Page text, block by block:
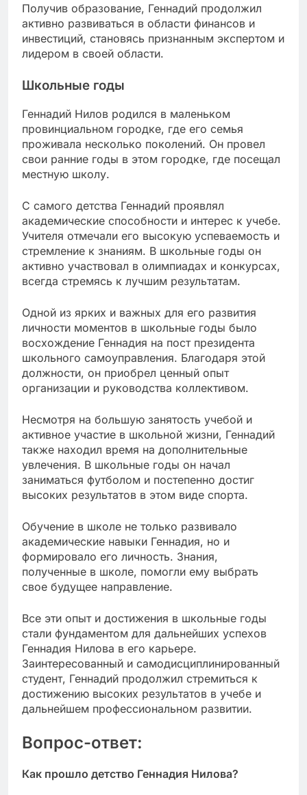
Получив образование, Геннадий продолжил
активно развиваться в области финансов и
инвестиций, становясь признанным экспертом и
лидером в своей области.
Школьные годы
Геннадий Нилов родился в маленьком
провинциальном городке, где его семья
проживала несколько поколений. Он провел
свои ранние годы в этом городке, где посещал
местную школу.
С самого детства Геннадий проявлял
академические способности и интерес к учебе.
Учителя отмечали его высокую успеваемость и
стремление к знаниям. В школьные годы он
активно участвовал в олимпиадах и конкурсах,
всегда стремясь к лучшим результатам.
Одной из ярких и важных для его развития
личности моментов в школьные годы было
восхождение Геннадия на пост президента
школьного самоуправления. Благодаря этой
должности, он приобрел ценный опыт
организации и руководства коллективом.
Несмотря на большую занятость учебой и
активное участие в школьной жизни, Геннадий
также находил время на дополнительные
увлечения. В школьные годы он начал
заниматься футболом и постепенно достиг
высоких результатов в этом виде спорта.
Обучение в школе не только развивало
академические навыки Геннадия, но и
формировало его личность. Знания,
полученные в школе, помогли ему выбрать
свое будущее направление.
Все эти опыт и достижения в школьные годы
стали фундаментом для дальнейших успехов
Геннадия Нилова в его карьере.
Заинтересованный и самодисциплинированный
студент, Геннадий продолжил стремиться к
достижению высоких результатов в учебе и
дальнейшем профессиональном развитии.
Вопрос-ответ:
Как прошло детство Геннадия Нилова?